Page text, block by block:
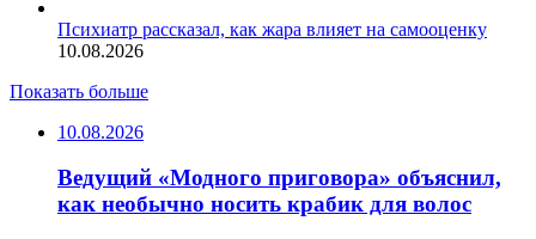
Психиатр рассказал, как жара влияет на самооценку
10.08.2026
Показать больше
10.08.2026
Ведущий «Модного приговора» объяснил,
как необычно носить крабик для волос